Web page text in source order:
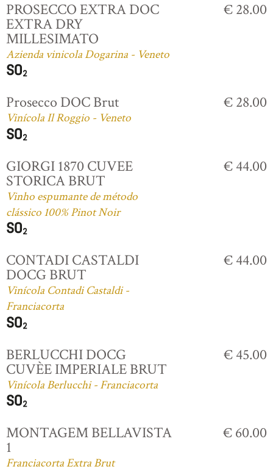
PROSECCO EXTRA DOC
EXTRA DRY
MILLESIMATO
Azienda vinicola Dogarina - Veneto
€ 28.00
Prosecco DOC Brut
Vinícola Il Roggio - Veneto
€ 28.00
GIORGI 1870 CUVEE
STORICA BRUT
Vinho espumante de método
clássico 100% Pinot Noir
€ 44.00
CONTADI CASTALDI
DOCG BRUT
Vinícola Contadi Castaldi -
Franciacorta
€ 44.00
BERLUCCHI DOCG
CUVÈE IMPERIALE BRUT
Vinícola Berlucchi - Franciacorta
€ 45.00
MONTAGEM BELLAVISTA
1
Franciacorta Extra Brut
€ 60.00